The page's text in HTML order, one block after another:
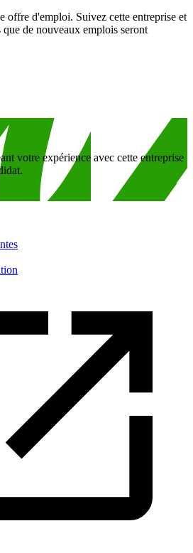
offre d'emploi. Suivez cette entreprise et
de nouveaux emplois seront
votre expérience avec cette entreprise